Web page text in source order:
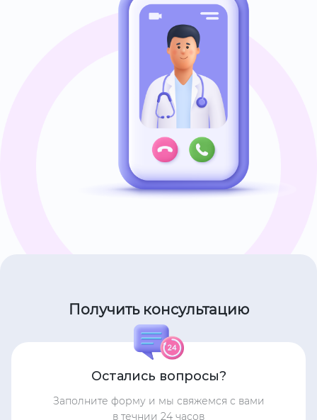
Получить консультацию
Остались вопросы?
Заполните форму и мы свяжемся с вами
в течнии 24 часов